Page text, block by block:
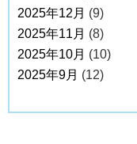
2025年12月 (9)
2025年11月 (8)
2025年10月 (10)
2025年9月 (12)